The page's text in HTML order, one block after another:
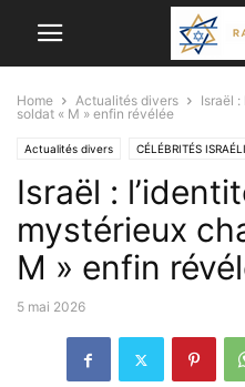
Home Actualités divers
Israël
soldat « M » enfin révélée
Actualités divers CÉLÉBRITÉS
Israël :
mystérieux
M » enfin
5 mai 2026